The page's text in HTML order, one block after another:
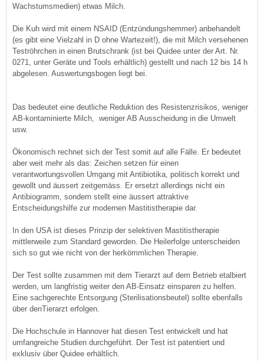
Wachstumsmedien) etwas Milch.
Die Kuh wird mit einem NSAID (Entzündungshemmer) anbehandelt
(es gibt eine Vielzahl in D ohne Wartezeit!), die mit Milch versehenen
Teströhrchen in einen Brutschrank (ist bei Quidee unter der Art. Nr.
0271, unter Geräte und Tools erhältlich) gestellt und nach 12 bis 14 h
abgelesen. Auswertungsbogen liegt bei.
Das bedeutet eine deutliche Reduktion des Resistenzrisikos, weniger
AB-kontaminierte Milch, weniger AB Ausscheidung in die Umwelt
usw.
Ökonomisch rechnet sich der Test somit auf alle Fälle. Er bedeutet
aber weit mehr als das: Zeichen setzen für einen
verantwortungsvollen Umgang mit Antibiotika, politisch korrekt und
gewollt und äussert zeitgemäss. Er ersetzt allerdings nicht ein
Antibiogramm, sondern stellt eine äussert attraktive
Entscheidungshilfe zur modernen Mastitistherapie dar.
In den USA ist dieses Prinzip der selektiven Mastitistherapie
mittlerweile zum Standard geworden. Die Heilerfolge unterscheiden
sich so gut wie nicht von der herkömmlichen Therapie.
Der Test sollte zusammen mit dem Tierarzt auf dem Betrieb etalbiert
werden, um langfristig weiter den AB-Einsatz einsparen zu helfen.
Eine sachgerechte Entsorgung (Sterilisationsbeutel) sollte ebenfalls
über denTierarzt erfolgen.
Die Hochschule in Hannover hat diesen Test entwickelt und hat
umfangreiche Studien durchgeführt. Der Test ist patentiert und
exklusiv über Quidee erhältlich.